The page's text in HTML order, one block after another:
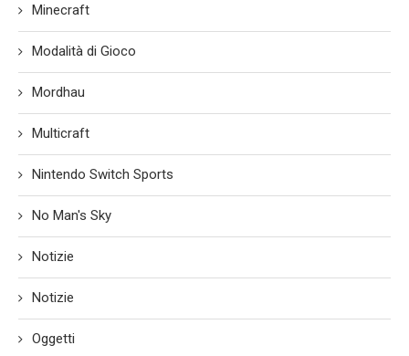
Minecraft
Modalità di Gioco
Mordhau
Multicraft
Nintendo Switch Sports
No Man's Sky
Notizie
Notizie
Oggetti